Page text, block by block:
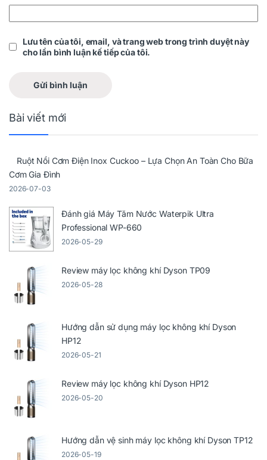
Lưu tên của tôi, email, và trang web trong trình duyệt này
cho lần bình luận kế tiếp của tôi.
Bài viết mới
Ruột Nồi Cơm Điện Inox Cuckoo – Lựa Chọn An Toàn Cho Bữa
Cơm Gia Đình
2026-07-03
Đánh giá Máy Tăm Nước Waterpik Ultra
Professional WP-660
2026-05-29
Review máy lọc không khí Dyson TP09
2026-05-28
Hướng dẫn sử dụng máy lọc không khí Dyson
HP12
2026-05-21
Review máy lọc không khí Dyson HP12
2026-05-20
Hướng dẫn vệ sinh máy lọc không khí Dyson TP12
2026-05-19